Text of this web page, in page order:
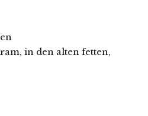
in den alten fetten,